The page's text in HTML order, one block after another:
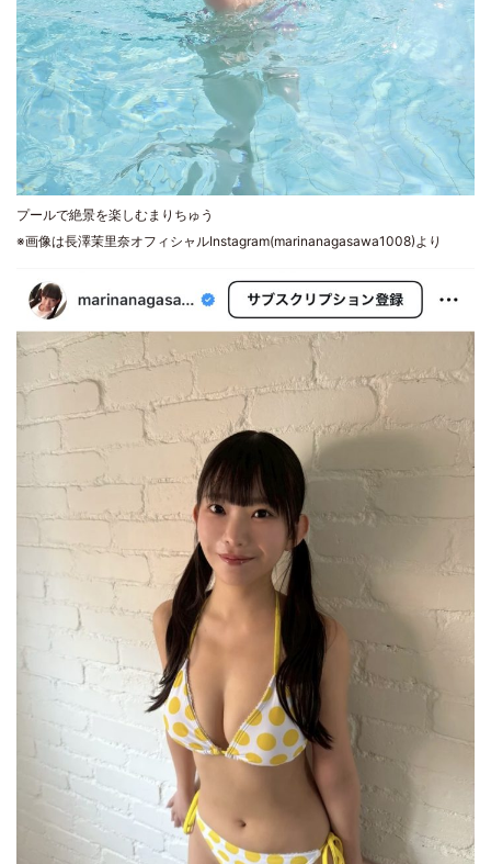
プールで絶景を楽しむまりちゅう
※画像は長澤茉里奈オフィシャルInstagram(marinanagasawa1008)より